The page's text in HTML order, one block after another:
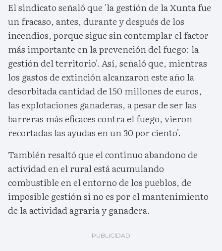
El sindicato señaló que 'la gestión de la Xunta fue
un fracaso, antes, durante y después de los
incendios, porque sigue sin contemplar el factor
más importante en la prevención del fuego: la
gestión del territorio'. Así, señaló que, mientras
los gastos de extinción alcanzaron este año la
desorbitada cantidad de 150 millones de euros,
las explotaciones ganaderas, a pesar de ser las
barreras más eficaces contra el fuego, vieron
recortadas las ayudas en un 30 por ciento'.
También resaltó que el continuo abandono de
actividad en el rural está acumulando
combustible en el entorno de los pueblos, de
imposible gestión si no es por el mantenimiento
de la actividad agraria y ganadera.